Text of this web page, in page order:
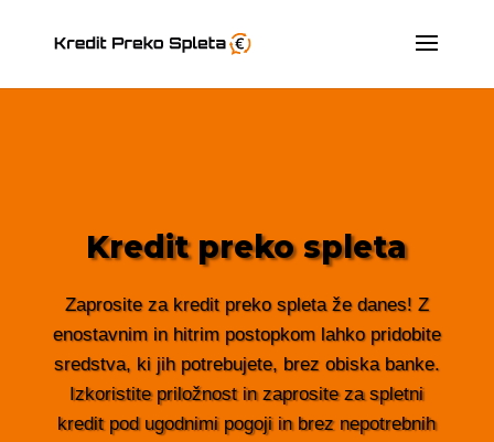
Kredit preko spleta
Zaprosite za kredit preko spleta že danes! Z
enostavnim in hitrim postopkom lahko pridobite
sredstva, ki jih potrebujete, brez obiska banke.
Izkoristite priložnost in zaprosite za spletni
kredit pod ugodnimi pogoji in brez nepotrebnih